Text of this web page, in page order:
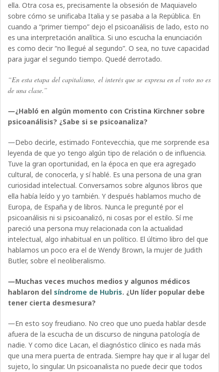
ella. Otra cosa es, precisamente la obsesión de Maquiavelo
sobre cómo se unificaba Italia y se pasaba a la República. En
cuando a “primer tiempo” dejo el psicoanálisis de lado, esto no
es una interpretación analítica. Si uno escucha la enunciación
es como decir “no llegué al segundo”. O sea, no tuve capacidad
para jugar el segundo tiempo. Quedé derrotado.
“En esta etapa del capitalismo, el interés que se expresa en el voto no es
de una clase.”
—¿Habló en algún momento con Cristina Kirchner sobre
psicoanálisis? ¿Sabe si se psicoanaliza?
—Debo decirle, estimado Fontevecchia, que me sorprende esa
leyenda de que yo tengo algún tipo de relación o de influencia.
Tuve la gran oportunidad, en la época en que era agregado
cultural, de conocerla, y sí hablé. Es una persona de una gran
curiosidad intelectual. Conversamos sobre algunos libros que
ella había leído y yo también. Y después hablamos mucho de
Europa, de España y de libros. Nunca le pregunté por el
psicoanálisis ni si psicoanalizó, ni cosas por el estilo. Sí me
pareció una persona muy relacionada con la actualidad
intelectual, algo inhabitual en un político. El último libro del que
hablamos un poco era el de Wendy Brown, la mujer de Judith
Butler, sobre el neoliberalismo.
—Muchas veces muchos medios y algunos médicos
hablaron del síndrome de Hubris. ¿Un líder popular debe
tener cierta desmesura?
—En esto soy freudiano. No creo que uno pueda hablar desde
afuera de la escucha de un discurso de ninguna patología de
nadie. Y como dice Lacan, el diagnóstico clínico es nada más
que una mera puerta de entrada. Siempre hay que ir al lugar del
sujeto, lo singular. Un psicoanalista no puede decir que todos